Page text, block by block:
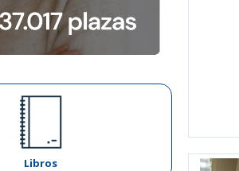
Libros